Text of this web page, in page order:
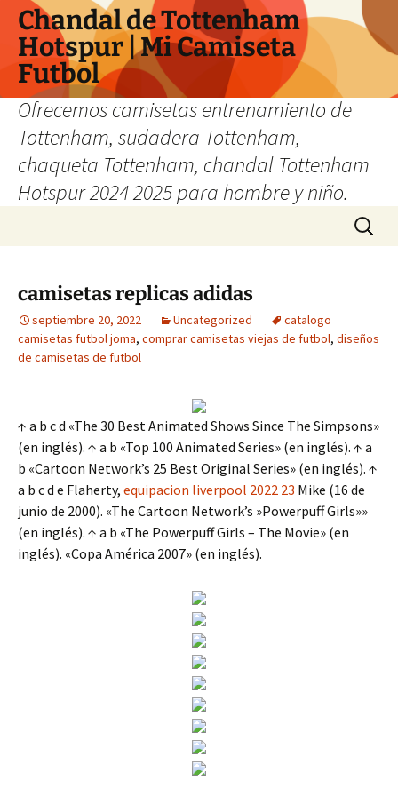
Chandal de Tottenham
Hotspur | Mi Camiseta
Futbol
Ofrecemos camisetas entrenamiento de
Tottenham, sudadera Tottenham,
chaqueta Tottenham, chandal Tottenham
Hotspur 2024 2025 para hombre y niño.
Buscar:
camisetas replicas adidas
septiembre 20, 2022 Uncategorized
catalogo
camisetas futbol joma, comprar camisetas viejas de futbol, diseños
de camisetas de futbol
↑ a b c d «The 30 Best Animated Shows Since The Simpsons»
(en inglés). ↑ a b «Top 100 Animated Series» (en inglés). ↑ a
b «Cartoon Network’s 25 Best Original Series» (en inglés). ↑
a b c d e Flaherty, equipacion liverpool 2022 23 Mike (16 de
junio de 2000). «The Cartoon Network’s »Powerpuff Girls»»
(en inglés). ↑ a b «The Powerpuff Girls – The Movie» (en
inglés). «Copa América 2007» (en inglés).